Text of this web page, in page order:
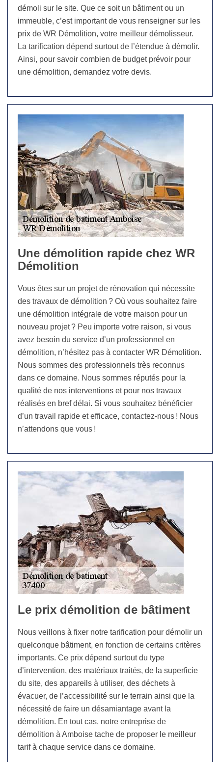
démoli sur le site. Que ce soit un bâtiment ou un
immeuble, c’est important de vous renseigner sur les
prix de WR Démolition, votre meilleur démolisseur.
La tarification dépend surtout de l’étendue à démolir.
Ainsi, pour savoir combien de budget prévoir pour
une démolition, demandez votre devis.
Une démolition rapide chez WR
Démolition
Vous êtes sur un projet de rénovation qui nécessite
des travaux de démolition ? Où vous souhaitez faire
une démolition intégrale de votre maison pour un
nouveau projet ? Peu importe votre raison, si vous
avez besoin du service d’un professionnel en
démolition, n’hésitez pas à contacter WR Démolition.
Nous sommes des professionnels très reconnus
dans ce domaine. Nous sommes réputés pour la
qualité de nos interventions et pour nos travaux
réalisés en bref délai. Si vous souhaitez bénéficier
d’un travail rapide et efficace, contactez-nous ! Nous
n’attendons que vous !
Le prix démolition de bâtiment
Nous veillons à fixer notre tarification pour démolir un
quelconque bâtiment, en fonction de certains critères
importants. Ce prix dépend surtout du type
d’intervention, des matériaux traités, de la superficie
du site, des appareils à utiliser, des déchets à
évacuer, de l’accessibilité sur le terrain ainsi que la
nécessité de faire un désamiantage avant la
démolition. En tout cas, notre entreprise de
démolition à Amboise tache de proposer le meilleur
tarif à chaque service dans ce domaine.